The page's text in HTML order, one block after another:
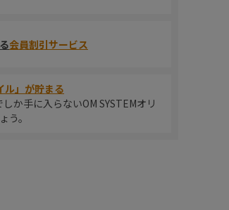
会員割引サービス
ル」が貯まる
か手に入らないOM SYSTEMオリ
う。